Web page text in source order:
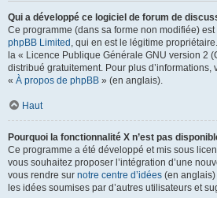
Qui a développé ce logiciel de forum de
Ce programme (dans sa forme non modifiée)
phpBB Limited , qui en est le légitime
la « Licence Publique Générale GNU version 2
distribué gratuitement. Pour plus
« À propos de phpBB » (en anglais).
Haut
Pourquoi la fonctionnalité X n’est pas
Ce programme a été développé et mis sous
vous souhaitez proposer l’intégration d’une
vous rendre sur notre centre d’idées (en
les idées soumises par d’autres utilisateurs et